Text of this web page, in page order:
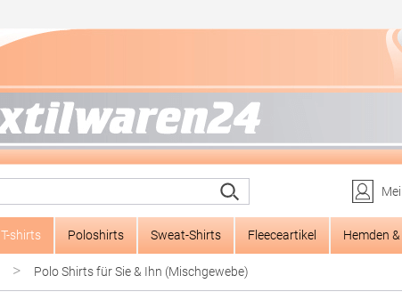
T-shirts Poloshirts Sweat-Shirts Fleeceartikel Hemden
> Polo Shirts für Sie & Ihn (Mischgewebe)